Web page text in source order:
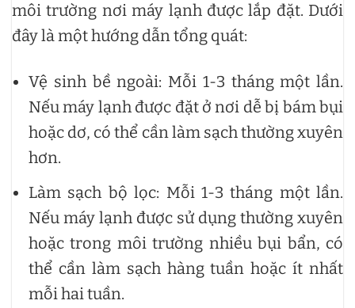
môi trường nơi máy lạnh được lắp đặt. Dưới
đây là một hướng dẫn tổng quát:
Vệ sinh bề ngoài: Mỗi 1-3 tháng một lần.
Nếu máy lạnh được đặt ở nơi dễ bị bám bụi
hoặc dơ, có thể cần làm sạch thường xuyên
hơn.
Làm sạch bộ lọc: Mỗi 1-3 tháng một lần.
Nếu máy lạnh được sử dụng thường xuyên
hoặc trong môi trường nhiều bụi bẩn, có
thể cần làm sạch hàng tuần hoặc ít nhất
mỗi hai tuần.